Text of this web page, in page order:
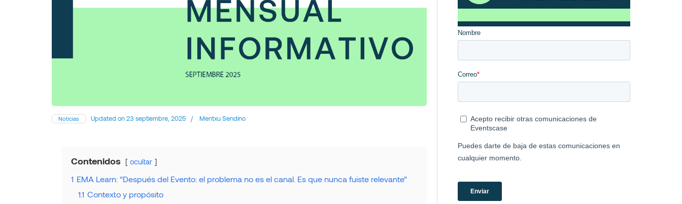
Noticias Updated on23 septiembre, 2025 / Mentxu Sendino
Contenidos ocultar
1 EMA Learn: “Después del Evento: el problema no es el canal. Es que nunca fuiste relevante”
1.1 Contexto y propósito